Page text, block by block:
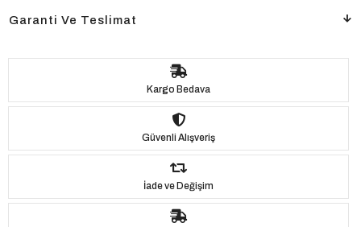
Garanti Ve Teslimat
Kargo Bedava
Güvenli Alışveriş
İade ve Değişim